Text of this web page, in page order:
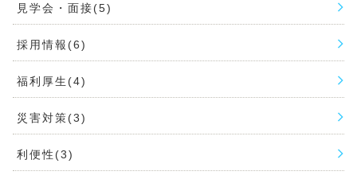
見学会・面接(5)
採用情報(6)
福利厚生(4)
災害対策(3)
利便性(3)